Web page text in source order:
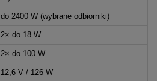
do 2400 W (wybrane odbiorniki)
2× do 18 W
2× do 100 W
12,6 V / 126 W